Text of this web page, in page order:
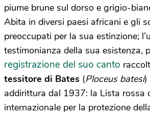
piume brune sul dorso e grigio-
Abita in diversi paesi africani e gli
preoccupati per la sua estinzione;
testimonianza della sua esistenza,
registrazione del suo canto
tessitore di Bates (Ploceus batesi)
addirittura dal 1937: la Lista rossa
internazionale per la protezione